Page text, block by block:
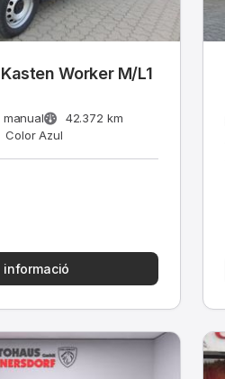
Worker M/L1
manual
42.372 km
Color Azul
informació